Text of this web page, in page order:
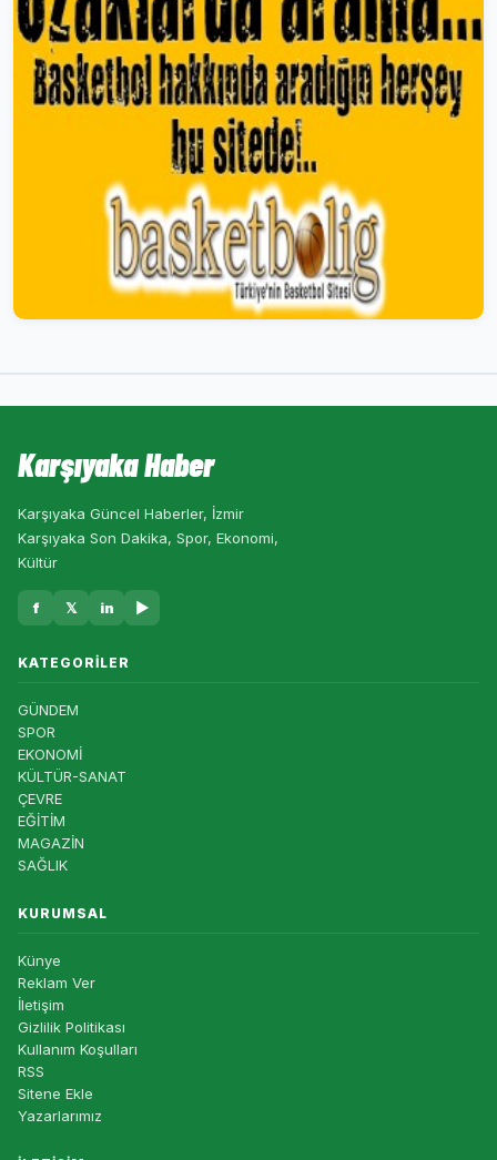
Karşıyaka Haber
Karşıyaka Güncel Haberler, İzmir
Karşıyaka Son Dakika, Spor, Ekonomi,
Kültür
f 𝕏 in ▶
KATEGORILER
GÜNDEM
SPOR
EKONOMİ
KÜLTÜR-SANAT
ÇEVRE
EĞİTİM
MAGAZİN
SAĞLIK
KURUMSAL
Künye
Reklam Ver
İletişim
Gizlilik Politikası
Kullanım Koşulları
RSS
Sitene Ekle
Yazarlarımız